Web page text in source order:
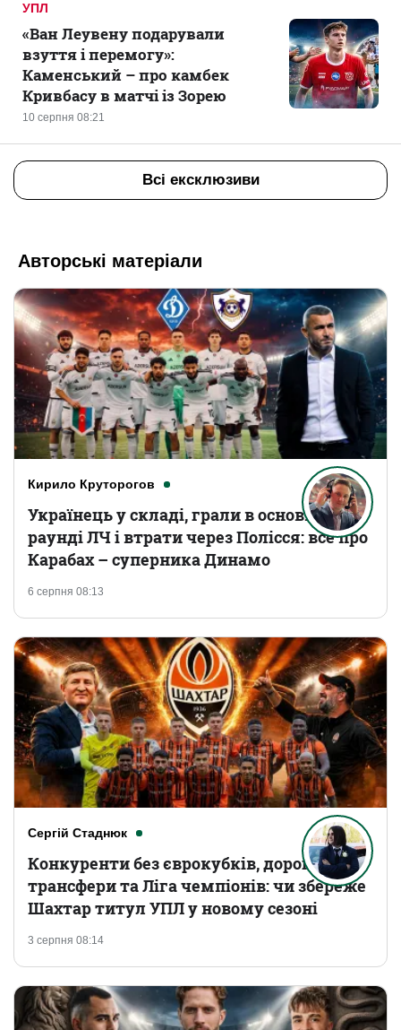
УПЛ
10 серпня 08:21
«Ван Леувену подарували
взуття і перемогу»:
Каменський – про камбек
Кривбасу в матчі із Зорею
Всі ексклюзиви
Авторські матеріали
Кирило Круторогов
6 серпня 08:13
Українець у складі, грали в основному
раунді ЛЧ і втрати через Полісся: все про
Карабах – суперника Динамо
Сергій Стаднюк
3 серпня 08:14
Конкуренти без єврокубків, дорогі
трансфери та Ліга чемпіонів: чи збереже
Шахтар титул УПЛ у новому сезоні